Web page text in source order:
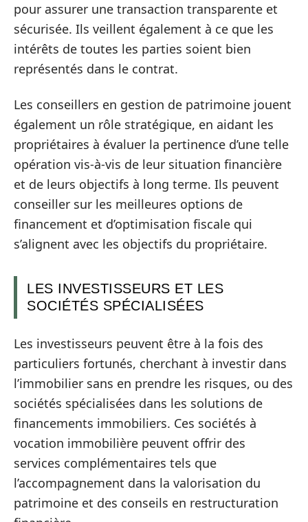
pour assurer une transaction transparente et
sécurisée. Ils veillent également à ce que les
intérêts de toutes les parties soient bien
représentés dans le contrat.
Les conseillers en gestion de patrimoine jouent
également un rôle stratégique, en aidant les
propriétaires à évaluer la pertinence d’une telle
opération vis-à-vis de leur situation financière
et de leurs objectifs à long terme. Ils peuvent
conseiller sur les meilleures options de
financement et d’optimisation fiscale qui
s’alignent avec les objectifs du propriétaire.
LES INVESTISSEURS ET LES
SOCIÉTÉS SPÉCIALISÉES
Les investisseurs peuvent être à la fois des
particuliers fortunés, cherchant à investir dans
l’immobilier sans en prendre les risques, ou des
sociétés spécialisées dans les solutions de
financements immobiliers. Ces sociétés à
vocation immobilière peuvent offrir des
services complémentaires tels que
l’accompagnement dans la valorisation du
patrimoine et des conseils en restructuration